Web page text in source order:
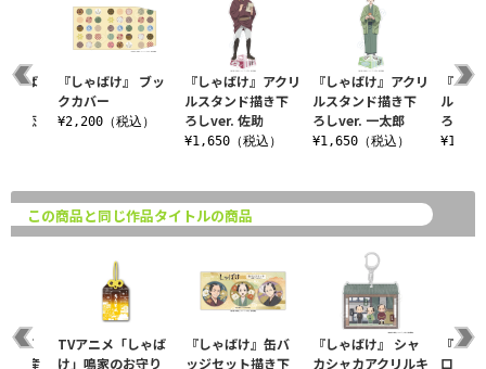
『しゃばけ』アクリ
ルスタンド描き下
ろしver. 佐助
¥1,650（税込）
『しゃばけ』アクリ
ルスタンド描き下
ろしver. 一太郎
¥1,650（税込）
『し
ルスタ
ろし
¥1,650
ゃば
ー 恋
『しゃばけ』 ブッ
クカバー
¥2,200（税込）
この商品と同じ作品タイトルの商品
『しゃばけ』缶バ
ッジセット描き下
『しゃばけ』 シャ
カシャカアクリルキ
『し
口小物
ゃば
生産
TVアニメ「しゃば
け」鳴家のお守り